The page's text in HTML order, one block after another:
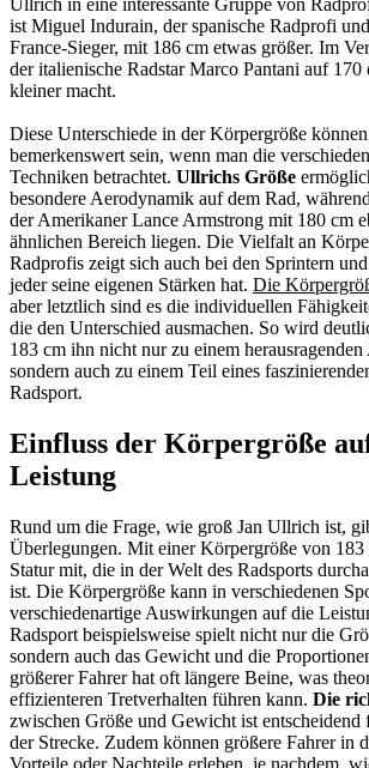
Ullrich in eine interessante Gruppe von
ist Miguel Indurain, der spanische Radprofi
France-Sieger, mit 186 cm etwas größer. Im
der italienische Radstar Marco Pantani auf
kleiner macht.
Diese Unterschiede in der Körpergröße
bemerkenswert sein, wenn man die
Techniken betrachtet. Ullrichs Größe
besondere Aerodynamik auf dem Rad,
der Amerikaner Lance Armstrong mit 180 cm
ähnlichen Bereich liegen. Die Vielfalt an
Radprofis zeigt sich auch bei den Sprintern
jeder seine eigenen Stärken hat. Die
aber letztlich sind es die individuellen
die den Unterschied ausmachen. So wird
183 cm ihn nicht nur zu einem herausragenden
sondern auch zu einem Teil eines
Radsport.
Einfluss der Körpergröße
Leistung
Rund um die Frage, wie groß Jan Ullrich ist,
Überlegungen. Mit einer Körpergröße von 183
Statur mit, die in der Welt des Radsports
ist. Die Körpergröße kann in verschiedenen
verschiedenartige Auswirkungen auf die
Radsport beispielsweise spielt nicht nur die
sondern auch das Gewicht und die
größerer Fahrer hat oft längere Beine, was
effizienteren Tretverhalten führen kann. Die
zwischen Größe und Gewicht ist
der Strecke. Zudem können größere Fahrer in
Vorteile oder Nachteile erleben, je nachdem,